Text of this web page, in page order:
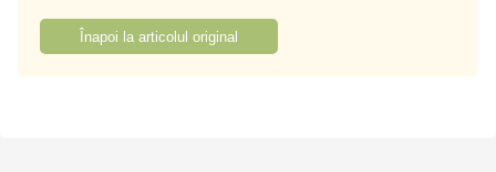
Înapoi la articolul original